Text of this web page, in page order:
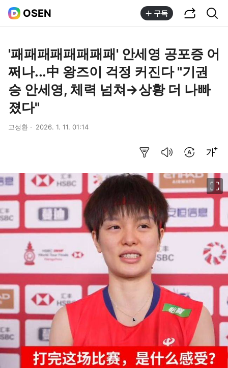
OSEN 구독
'패패패패패패패패' 안세영 공포증 어
쩌나...中 왕즈이 걱정 커진다 "기권
승 안세영, 체력 넘쳐→상황 더 나빠
졌다"
고성환 2026. 1. 11. 01:14